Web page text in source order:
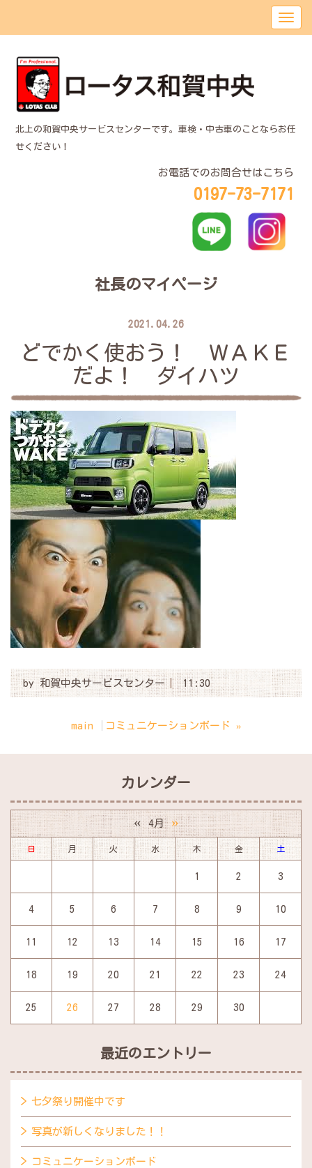
北上の和賀中央サービスセンターです。車検・中古車のことならお任
せください！
お電話でのお問合せはこちら
0197-73-7171
社長のマイページ
2021.04.26
どでかく使おう！ ＷＡＫＥ
だよ！ ダイハツ
by和賀中央サービスセンター 11:30
main コミュニケーションボード »
カレンダー
« 4月 »
日 月 火 水 木 金 土
1 2 3
4 5 6 7 8 9 10
11 12 13 14 15 16 17
18 19 20 21 22 23 24
25 26 27 28 29 30
最近のエントリー
七夕祭り開催中です
写真が新しくなりました！！
コミュニケーションボード